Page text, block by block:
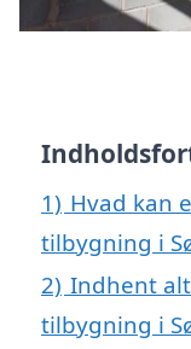
1) Hvad kan
tilbygning i
2) Indhent
tilbygning i